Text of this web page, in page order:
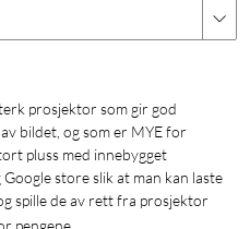
bildet, og som er MYE for
pluss med innebygget
store slik at man kan laste
spille de av rett fra prosjektor
pengene